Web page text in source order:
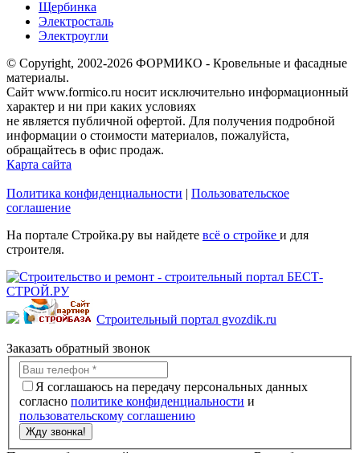
Щербинка
Электросталь
Электроугли
© Copyright, 2002-2026 ФОРМИКО - Кровельные и фасадные
материалы.
Сайт www.formico.ru носит исключительно информационный
характер и ни при каких условиях
не является публичной офертой. Для получения подробной
информации о стоимости материалов, пожалуйста,
обращайтесь в офис продаж.
Карта сайта
Политика конфиденциальности | Пользовательское
соглашение
На портале Стройка.ру вы найдете всё о стройке и для
строителя.
Строительный портал gvozdik.ru
Заказать обратный звонок
Я соглашаюсь на передачу персональных данных
согласно политике конфиденциальности и
пользовательскому соглашению
Жду звонка!